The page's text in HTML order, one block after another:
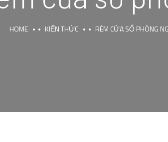
HOME KIẾN THỨC RÈM CỬA SỔ PHÒNG